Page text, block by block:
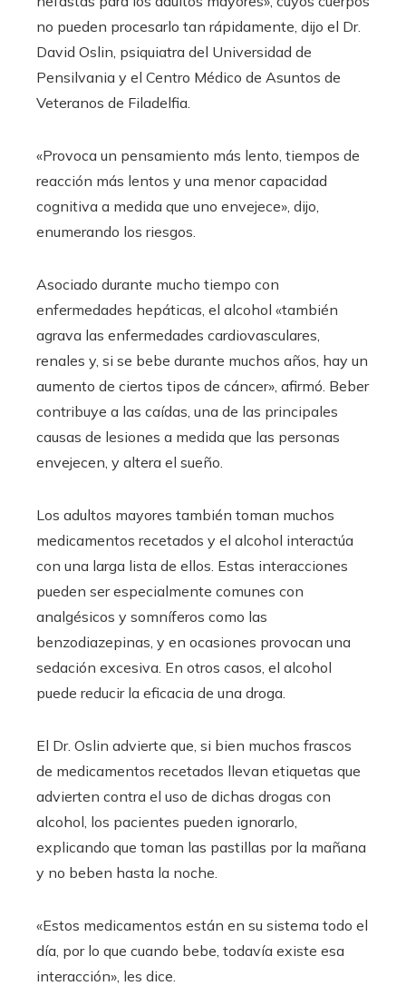
no pueden procesarlo tan rápidamente, dijo el Dr.
David Oslin, psiquiatra del Universidad de
Pensilvania y el Centro Médico de Asuntos de
Veteranos de Filadelfia.
«Provoca un pensamiento más lento, tiempos de
reacción más lentos y una menor capacidad
cognitiva a medida que uno envejece», dijo,
enumerando los riesgos.
Asociado durante mucho tiempo con
enfermedades hepáticas, el alcohol «también
agrava las enfermedades cardiovasculares,
renales y, si se bebe durante muchos años, hay un
aumento de ciertos tipos de cáncer», afirmó. Beber
contribuye a las caídas, una de las principales
causas de lesiones a medida que las personas
envejecen, y altera el sueño.
Los adultos mayores también toman muchos
medicamentos recetados y el alcohol interactúa
con una larga lista de ellos. Estas interacciones
pueden ser especialmente comunes con
analgésicos y somníferos como las
benzodiazepinas, y en ocasiones provocan una
sedación excesiva. En otros casos, el alcohol
puede reducir la eficacia de una droga.
El Dr. Oslin advierte que, si bien muchos frascos
de medicamentos recetados llevan etiquetas que
advierten contra el uso de dichas drogas con
alcohol, los pacientes pueden ignorarlo,
explicando que toman las pastillas por la mañana
y no beben hasta la noche.
«Estos medicamentos están en su sistema todo el
día, por lo que cuando bebe, todavía existe esa
interacción», les dice.